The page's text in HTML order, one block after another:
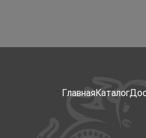
ГлавнаяКаталог